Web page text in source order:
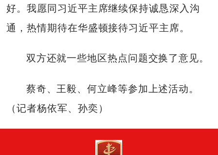
好。我愿同习近平主席继续保持诚恳深入沟
通，热情期待在华盛顿接待习近平主席。
双方还就一些地区热点问题交换了意见。
蔡奇、王毅、何立峰等参加上述活动。
（记者杨依军、孙奕）